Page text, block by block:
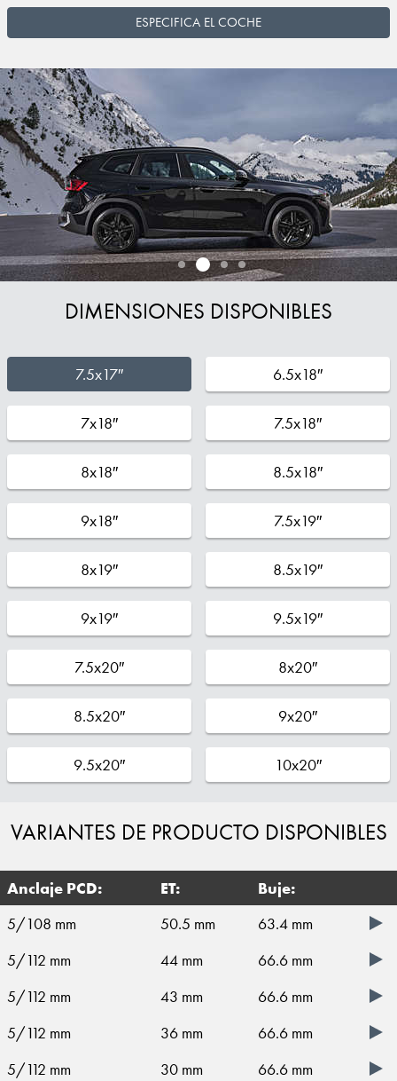
ESPECIFICA EL COCHE
DIMENSIONES DISPONIBLES
7.5x17″ 6.5x18″
7x18″ 7.5x18″
8x18″ 8.5x18″
9x18″ 7.5x19″
8x19″ 8.5x19″
9x19″ 9.5x19″
7.5x20″ 8x20″
8.5x20″ 9x20″
9.5x20″ 10x20″
VARIANTES DE PRODUCTO DISPONIBLES
Anclaje PCD: ET:
Buje:
5/108 mm
50.5 mm
63.4 mm
5/112 mm
44 mm
66.6 mm
5/112 mm
43 mm
66.6 mm
5/112 mm
36 mm
66.6 mm
5/112 mm
30 mm
66.6 mm